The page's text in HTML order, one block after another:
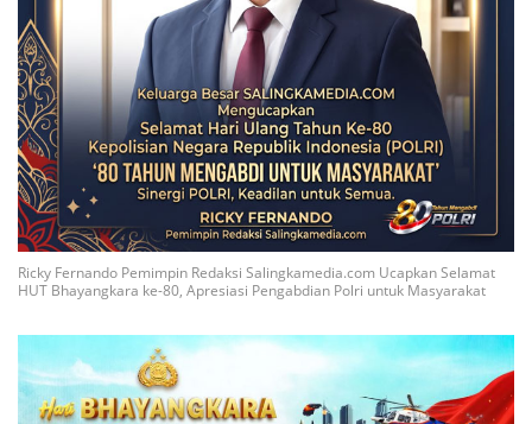
Ricky Fernando Pemimpin Redaksi Salingkamedia.com Ucapkan Selamat
HUT Bhayangkara ke-80, Apresiasi Pengabdian Polri untuk Masyarakat